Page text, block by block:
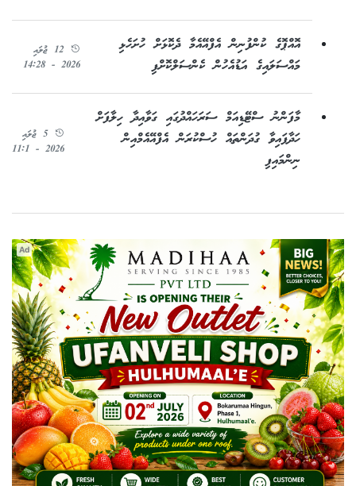
އޮއްޕޮގެ ކުންފުނިން އެފްއޭއެމާ ދެކޮޅަށް ހުށަހެޅި
މައްސަލައިގެ އަޑުއެހުން ކެންސަލްކޮށްފި
12 ޖުލައި
2026 - 14:28
މާފަންނު ސްޓޭޑިއަމް ސަރަހައްދުގައި ގަވާއިދާ ހިލާފަށް
ހަދާފައިވާ ގުދަންތައް ހުސްކުރަން އެފްއޭއެމްއިން
ނިންމައިފި
5 ޖުލައި
2026 - 11:1
Ad